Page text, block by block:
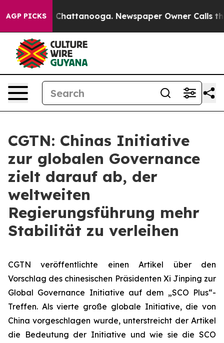
AGP PICKS
in Chattanooga. Newspaper Owner Calls the
CGTN: Chinas Initiative
zur globalen Governance
zielt darauf ab, der
weltweiten
Regierungsführung mehr
Stabilität zu verleihen
CGTN veröffentlichte einen Artikel über den
Vorschlag des chinesischen Präsidenten Xi Jinping zur
Global Governance Initiative auf dem „SCO Plus“-
Treffen. Als vierte große globale Initiative, die von
China vorgeschlagen wurde, unterstreicht der Artikel
die Bedeutung der Initiative und wie sie die SCO